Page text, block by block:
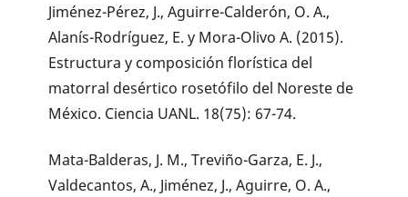
Jiménez-Pérez, J., Aguirre-Calderón, O. A.,
Alanís-Rodríguez, E. y Mora-Olivo A. (2015).
Estructura y composición florística del
matorral desértico rosetófilo del Noreste de
México. Ciencia UANL. 18(75): 67-74.
Mata-Balderas, J. M., Treviño-Garza, E. J.,
Valdecantos, A., Jiménez, J., Aguirre, O. A.,